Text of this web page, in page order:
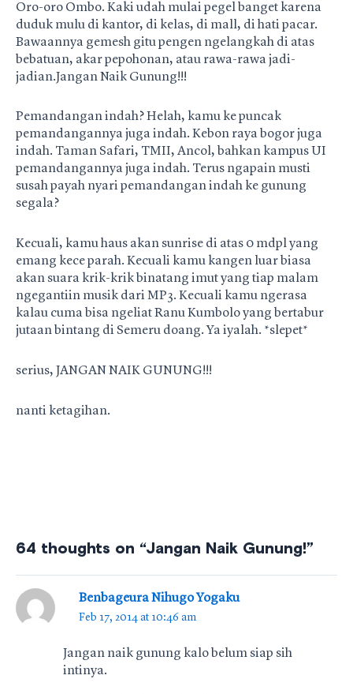
Oro-oro Ombo. Kaki udah mulai pegel banget karena
duduk mulu di kantor, di kelas, di mall, di hati pacar.
Bawaannya gemesh gitu pengen ngelangkah di atas
bebatuan, akar pepohonan, atau rawa-rawa jadi-
jadian.Jangan Naik Gunung!!!
Pemandangan indah? Helah, kamu ke puncak
pemandangannya juga indah. Kebon raya bogor juga
indah. Taman Safari, TMII, Ancol, bahkan kampus UI
pemandangannya juga indah. Terus ngapain musti
susah payah nyari pemandangan indah ke gunung
segala?
Kecuali, kamu haus akan sunrise di atas 0 mdpl yang
emang kece parah. Kecuali kamu kangen luar biasa
akan suara krik-krik binatang imut yang tiap malam
ngegantiin musik dari MP3. Kecuali kamu ngerasa
kalau cuma bisa ngeliat Ranu Kumbolo yang bertabur
jutaan bintang di Semeru doang. Ya iyalah. *slepet*
serius, JANGAN NAIK GUNUNG!!!
nanti ketagihan.
64 thoughts on “Jangan Naik Gunung!”
Benbageura Nihugo Yogaku
Feb 17, 2014 at 10:46 am
Jangan naik gunung kalo belum siap sih
intinya.